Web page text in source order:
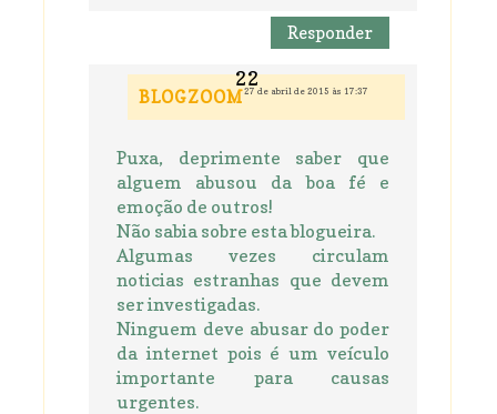
Responder
BLOGZOOM27 de abril de 2015 às 17:37
Puxa, deprimente saber que
alguem abusou da boa fé e
emoção de outros!
Não sabia sobre esta blogueira.
Algumas vezes circulam
noticias estranhas que devem
ser investigadas.
Ninguem deve abusar do poder
da internet pois é um veículo
importante para causas
urgentes.